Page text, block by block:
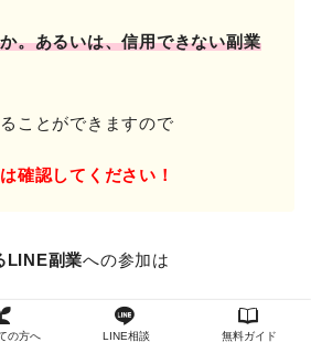
。あるいは、信用できない副業
ことができますので
確認してください！
LINE副業への参加は
ません。
の方へ LINE相談 無料ガイド